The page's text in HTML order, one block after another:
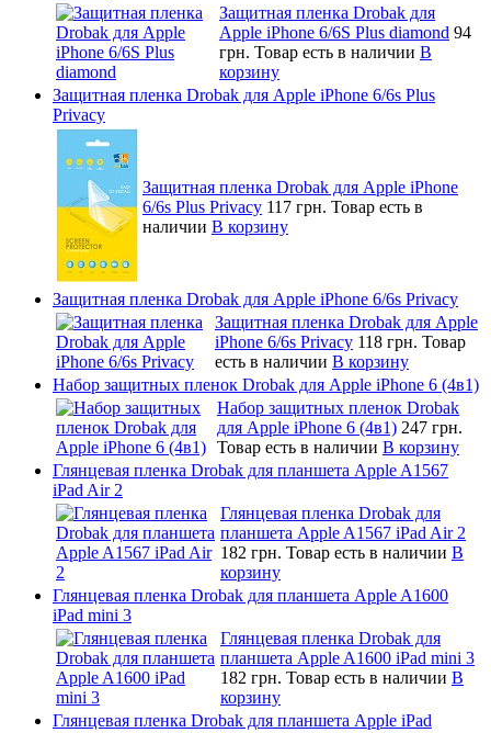
Защитная пленка Drobak для
Apple iPhone 6/6S Plus diamond 94
грн. Товар есть в наличии В
корзину
Защитная пленка Drobak для Apple iPhone 6/6s Plus
Privacy
Защитная пленка Drobak для Apple iPhone
6/6s Plus Privacy 117 грн. Товар есть в
наличии В корзину
Защитная пленка Drobak для Apple iPhone 6/6s Privacy
Защитная пленка Drobak для Apple
iPhone 6/6s Privacy 118 грн. Товар
есть в наличии В корзину
Набор защитных пленок Drobak для Apple iPhone 6 (4в1)
Набор защитных пленок Drobak
для Apple iPhone 6 (4в1) 247 грн.
Товар есть в наличии В корзину
Глянцевая пленка Drobak для планшета Apple A1567
iPad Air 2
Глянцевая пленка Drobak для
планшета Apple A1567 iPad Air 2
182 грн. Товар есть в наличии В
корзину
Глянцевая пленка Drobak для планшета Apple A1600
iPad mini 3
Глянцевая пленка Drobak для
планшета Apple A1600 iPad mini 3
182 грн. Товар есть в наличии В
корзину
Глянцевая пленка Drobak для планшета Apple iPad